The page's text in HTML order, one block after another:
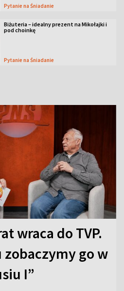
Pytanie na Śniadanie
Biżuteria – idealny prezent na Mikołajki i
pod choinkę
Pytanie na Śniadanie
wraca do TVP.
zobaczymy go w
I”